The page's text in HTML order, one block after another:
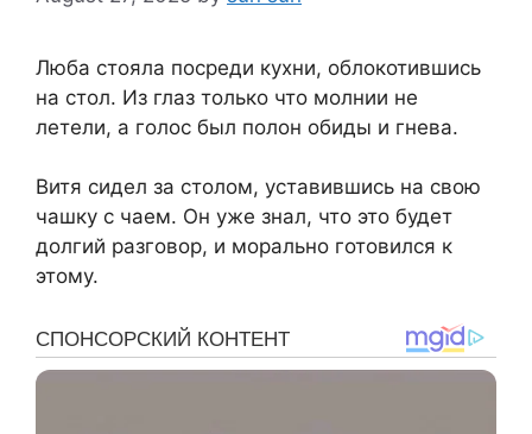
Люба стояла посреди кухни, облокотившись
на стол. Из глаз только что молнии не
летели, а голос был полон обиды и гнева.
Витя сидел за столом, уставившись на свою
чашку с чаем. Он уже знал, что это будет
долгий разговор, и морально готовился к
этому.